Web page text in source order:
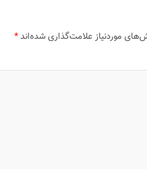
موردنیاز علامت‌گذاری شده‌اند*